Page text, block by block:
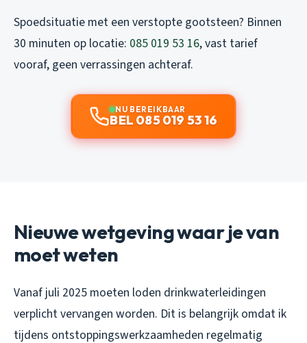
Spoedsituatie met een verstopte gootsteen? Binnen
30 minuten op locatie: 085 019 53 16, vast tarief
vooraf, geen verrassingen achteraf.
NU BEREIKBAAR
BEL 085 019 53 16
Nieuwe wetgeving waar je van
moet weten
Vanaf juli 2025 moeten loden drinkwaterleidingen
verplicht vervangen worden. Dit is belangrijk omdat ik
tijdens ontstoppingswerkzaamheden regelmatig